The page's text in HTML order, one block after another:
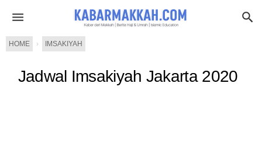
HOME › IMSAKIYAH
Jadwal Imsakiyah Jakarta 2020